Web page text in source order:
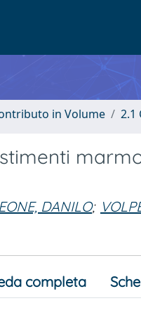
in Volume 2.1
DANILO;
completa